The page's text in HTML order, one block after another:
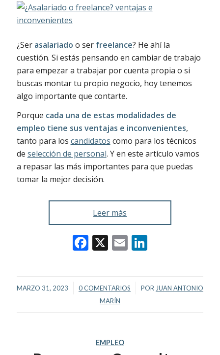
¿Ser asalariado o ser freelance? He ahí la
cuestión. Si estás pensando en cambiar de trabajo
para empezar a trabajar por cuenta propia o si
buscas montar tu propio negocio, hoy tenemos
algo importante que contarte.
Porque cada una de estas modalidades de
empleo tiene sus ventajas e inconvenientes,
tanto para los candidatos como para los técnicos
de selección de personal. Y en este artículo vamos
a repasar las más importantes para que puedas
tomar la mejor decisión.
Leer más
Facebook
X EmailLinkedIn
MARZO 31, 2023
/ 0 COMENTARIOS
/ POR JUAN ANTONIO
MARÍN
EMPLEO